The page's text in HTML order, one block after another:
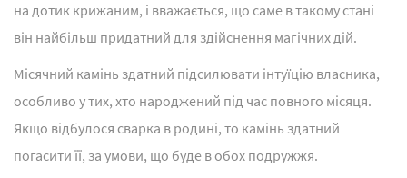
на дотик крижаним, і вважається, що саме в такому стані
він найбільш придатний для здійснення магічних дій.
Місячний камінь здатний підсилювати інтуїцію власника,
особливо у тих, хто народжений під час повного місяця.
Якщо відбулося сварка в родині, то камінь здатний
погасити її, за умови, що буде в обох подружжя.